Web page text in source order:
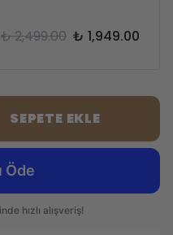
₺ 2,499.00 ₺ 1,949.00
SEPETE EKLE